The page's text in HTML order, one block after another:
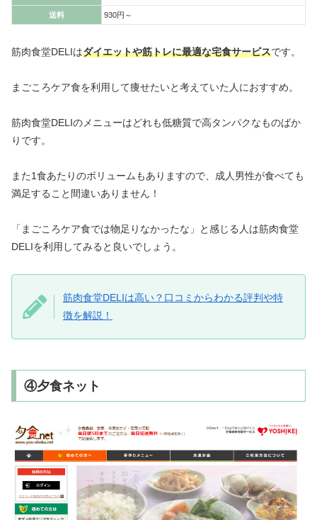
送料 930円～
筋肉食堂DELIはダイエットや筋トレに最適な宅食サービスです。
まごころケア食を利用して痩せたいと考えていた人におすすめ。
筋肉食堂DELIのメニューはどれも低糖質で高タンパクなものばか
りです。
また1食あたりのボリュームもありますので、成人男性が食べても
満足すること間違いありません！
「まごころケア食では物足りなかったな」と感じる人は筋肉食堂
DELIを利用してみると良いでしょう。
筋肉食堂DELIは高い？口コミからわかる評判や特
徴を解説！
④夕食ネット